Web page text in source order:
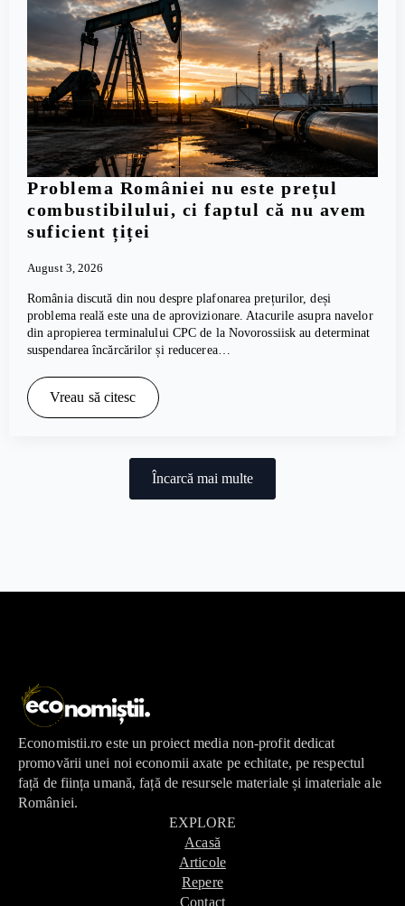
Problema României nu este prețul
combustibilului, ci faptul că nu avem
suficient țiței
August 3, 2026
România discută din nou despre plafonarea prețurilor, deși
problema reală este una de aprovizionare. Atacurile asupra navelor
din apropierea terminalului CPC de la Novorossiisk au determinat
suspendarea încărcărilor și reducerea…
Vreau să citesc
Încarcă mai multe
Economistii.ro este un proiect media non-profit dedicat
promovării unei noi economii axate pe echitate, pe respectul
față de ființa umană, față de resursele materiale și imateriale ale
României.
EXPLORE
Acasă
Articole
Repere
Contact